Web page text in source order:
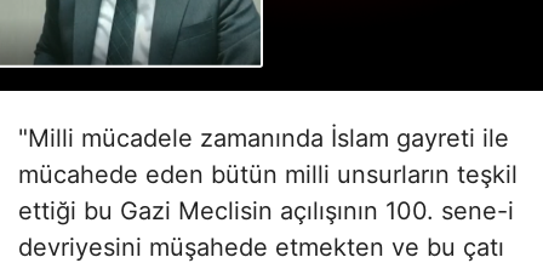
"Milli mücadele zamanında İslam gayreti ile
mücahede eden bütün milli unsurların teşkil
ettiği bu Gazi Meclisin açılışının 100. sene-i
devriyesini müşahede etmekten ve bu çatı